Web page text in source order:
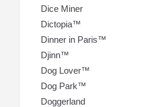
Dice Miner
Dictopia™
Dinner in Paris™
Djinn™
Dog Lover™
Dog Park™
Doggerland